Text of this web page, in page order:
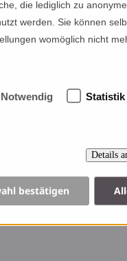
»
die lediglich zu
werden. Sie können
womöglich nicht
Notwendig Statistik
Details
bestätigen